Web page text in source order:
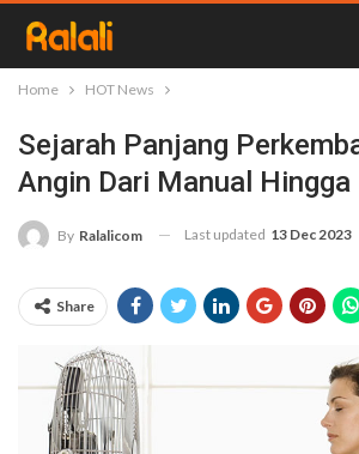
Home HOT News
Sejarah Panjang
Angin Dari Manual
By Ralalicom Last updated 13 Dec 2023
Share